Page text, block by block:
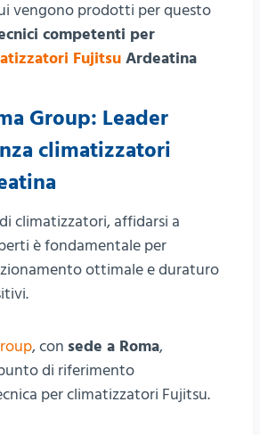
vengono prodotti per questo
competenti per
Fujitsu Ardeatina
Group: Leader
climatizzatori
climatizzatori, affidarsi a
è fondamentale per
ottimale e duraturo
, con sede a Roma,
di riferimento
per climatizzatori Fujitsu.